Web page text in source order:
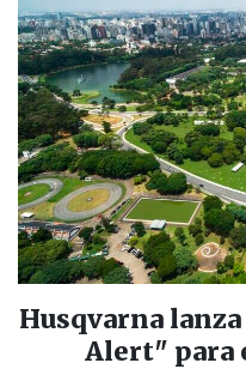
Husqvarna
Alert" para